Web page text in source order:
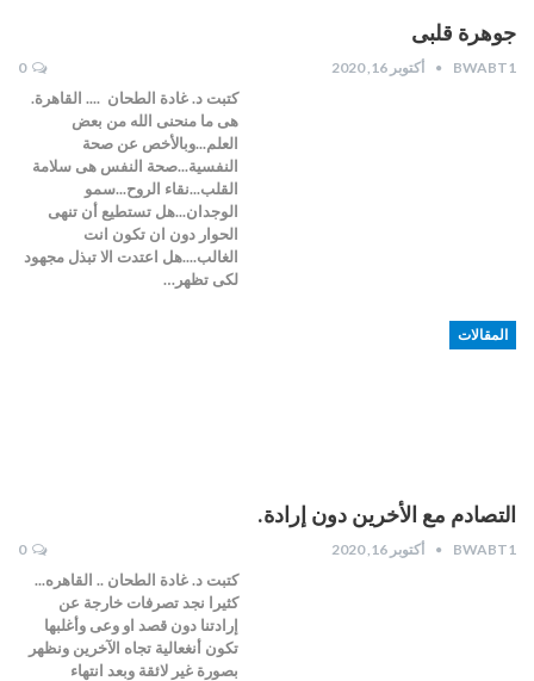
جوهرة قلبى
BWABT1 أكتوبر 16, 2020 0
كتبت د. غادة الطحان .... القاهرة.
هى ما منحنى الله من بعض
العلم...وبالأخص عن صحة
النفسية...صحة النفس هى سلامة
القلب...نقاء الروح...سمو
الوجدان...هل تستطيع أن تنهى
الحوار دون ان تكون انت
الغالب....هل اعتدت الا تبذل مجهود
لكى تظهر…
المقالات
التصادم مع الأخرين دون إرادة.
BWABT1 أكتوبر 16, 2020 0
كتبت د. غادة الطحان .. القاهره...
كثيرا نجد تصرفات خارجة عن
إرادتنا دون قصد او وعى وأغلبها
تكون أنغعالية تجاه الآخرين ونظهر
بصورة غير لائقة وبعد انتهاء